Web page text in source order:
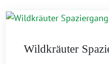
Wildkräuter